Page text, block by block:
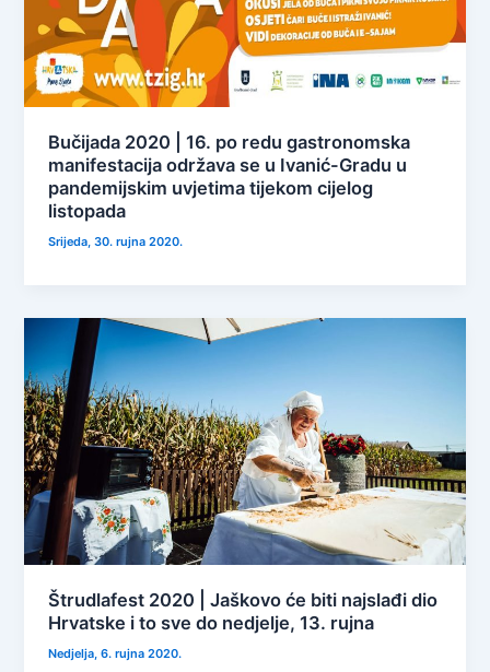
Bučijada 2020 | 16. po redu gastronomska
manifestacija održava se u Ivanić-Gradu u
pandemijskim uvjetima tijekom cijelog
listopada
Srijeda, 30. rujna 2020.
Štrudlafest 2020 | Jaškovo će biti najslađi dio
Hrvatske i to sve do nedjelje, 13. rujna
Nedjelja, 6. rujna 2020.